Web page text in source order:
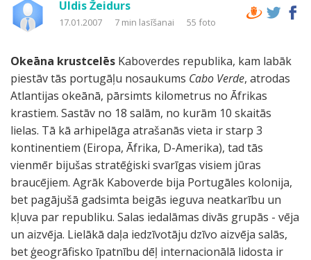
Uldis Žeidurs
17.01.2007 7 min lasīšanai 55 foto
Okeāna krustcelēs Kaboverdes republika, kam labāk
piestāv tās portugāļu nosaukums Cabo Verde, atrodas
Atlantijas okeānā, pārsimts kilometrus no Āfrikas
krastiem. Sastāv no 18 salām, no kurām 10 skaitās
lielas. Tā kā arhipelāga atrašanās vieta ir starp 3
kontinentiem (Eiropa, Āfrika, D-Amerika), tad tās
vienmēr bijušas stratēģiski svarīgas visiem jūras
braucējiem. Agrāk Kaboverde bija Portugāles kolonija,
bet pagājušā gadsimta beigās ieguva neatkarību un
kļuva par republiku. Salas iedalāmas divās grupās - vēja
un aizvēja. Lielākā daļa iedzīvotāju dzīvo aizvēja salās,
bet ģeogrāfisko īpatnību dēļ internacionālā lidosta ir